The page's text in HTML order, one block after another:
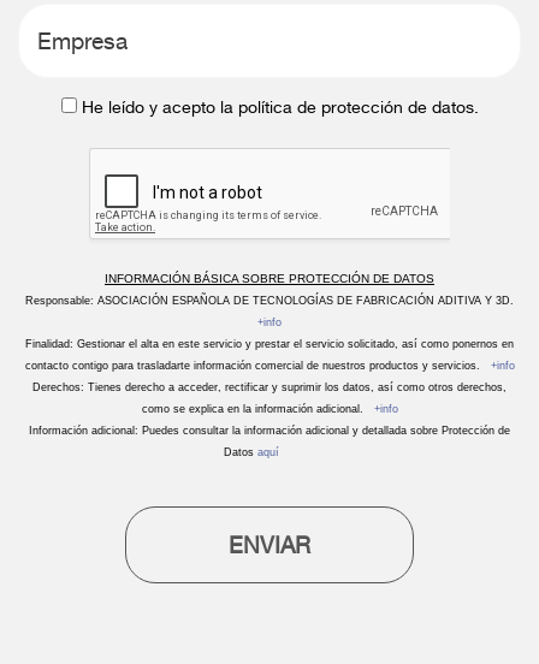
He leído y acepto la política de protección de datos.
INFORMACIÓN BÁSICA SOBRE PROTECCIÓN DE DATOS
Responsable: ASOCIACIÓN ESPAÑOLA DE TECNOLOGÍAS DE FABRICACIÓN ADITIVA Y 3D.
+info
Finalidad: Gestionar el alta en este servicio y prestar el servicio solicitado, así como ponernos en
contacto contigo para trasladarte información comercial de nuestros productos y servicios. +info
Derechos: Tienes derecho a acceder, rectificar y suprimir los datos, así como otros derechos,
como se explica en la información adicional. +info
Información adicional: Puedes consultar la información adicional y detallada sobre Protección de
Datos aquí
ENVIAR